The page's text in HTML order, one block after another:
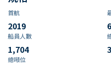
首航
2019
船員人數
1,704
總噸位